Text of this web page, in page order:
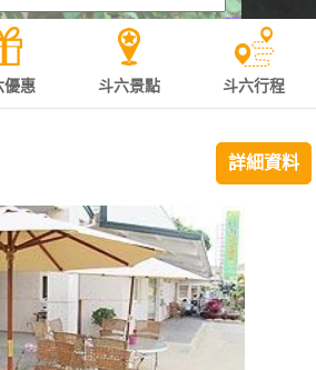
優惠 斗六景點 斗六行程
詳細資料